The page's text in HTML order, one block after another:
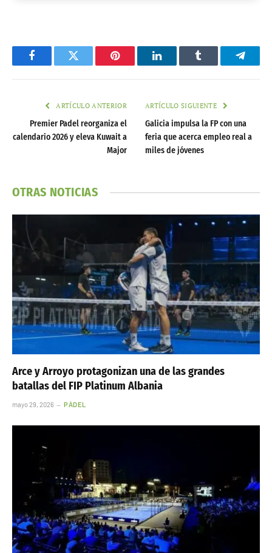
FacebookTwitter Pinterest LinkedInTumblr
ARTÍCULO ANTERIOR
Premier Padel reorganiza el
calendario 2026 y eleva Kuwait a
Major
ARTÍCULO SIGUIENTE
Galicia impulsa la FP con una
feria que acerca empleo real a
miles de jóvenes
OTRAS NOTICIAS
Arce y Arroyo protagonizan una de las grandes
batallas del FIP Platinum Albania
mayo 29, 2026 PÁDEL